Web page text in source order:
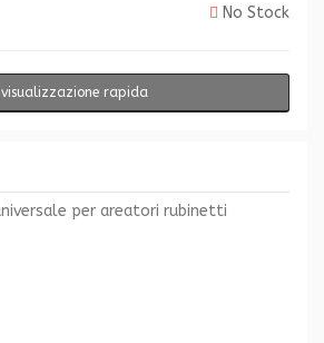
No Stock
visualizzazione rapida